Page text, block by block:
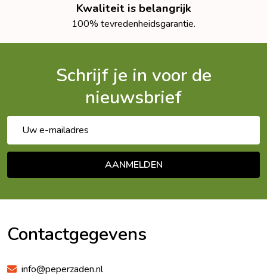
Kwaliteit is belangrijk
100% tevredenheidsgarantie.
Schrijf je in voor de
nieuwsbrief
mailadres
AANMELDEN
Contactgegevens
info@peperzaden.nl